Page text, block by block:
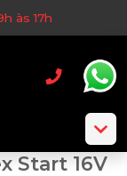
às 17h
Start 16V